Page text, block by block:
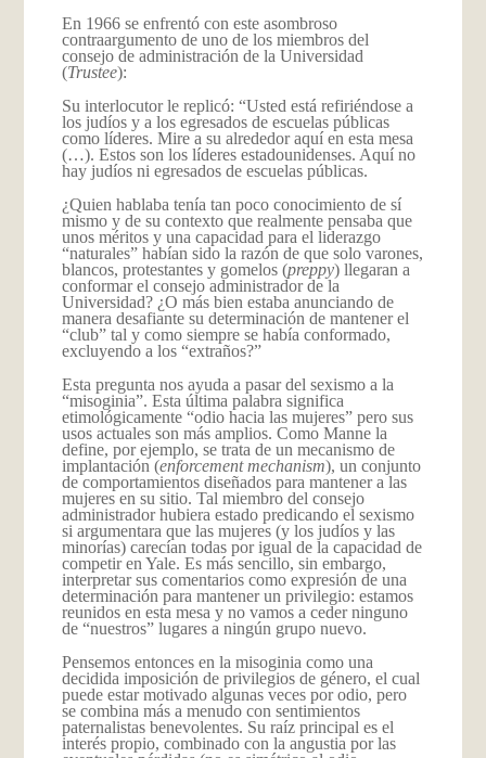
En 1966 se enfrentó con este asombroso
contraargumento de uno de los miembros del
consejo de administración de la Universidad
(Trustee):
Su interlocutor le replicó: “Usted está refiriéndose a
los judíos y a los egresados de escuelas públicas
como líderes. Mire a su alrededor aquí en esta mesa
(…). Estos son los líderes estadounidenses. Aquí no
hay judíos ni egresados de escuelas públicas.
¿Quien hablaba tenía tan poco conocimiento de sí
mismo y de su contexto que realmente pensaba que
unos méritos y una capacidad para el liderazgo
“naturales” habían sido la razón de que solo varones,
blancos, protestantes y gomelos (preppy) llegaran a
conformar el consejo administrador de la
Universidad? ¿O más bien estaba anunciando de
manera desafiante su determinación de mantener el
“club” tal y como siempre se había conformado,
excluyendo a los “extraños?”
Esta pregunta nos ayuda a pasar del sexismo a la
“misoginia”. Esta última palabra significa
etimológicamente “odio hacia las mujeres” pero sus
usos actuales son más amplios. Como Manne la
define, por ejemplo, se trata de un mecanismo de
implantación (enforcement mechanism), un conjunto
de comportamientos diseñados para mantener a las
mujeres en su sitio. Tal miembro del consejo
administrador hubiera estado predicando el sexismo
si argumentara que las mujeres (y los judíos y las
minorías) carecían todas por igual de la capacidad de
competir en Yale. Es más sencillo, sin embargo,
interpretar sus comentarios como expresión de una
determinación para mantener un privilegio: estamos
reunidos en esta mesa y no vamos a ceder ninguno
de “nuestros” lugares a ningún grupo nuevo.
Pensemos entonces en la misoginia como una
decidida imposición de privilegios de género, el cual
puede estar motivado algunas veces por odio, pero
se combina más a menudo con sentimientos
paternalistas benevolentes. Su raíz principal es el
interés propio, combinado con la angustia por las